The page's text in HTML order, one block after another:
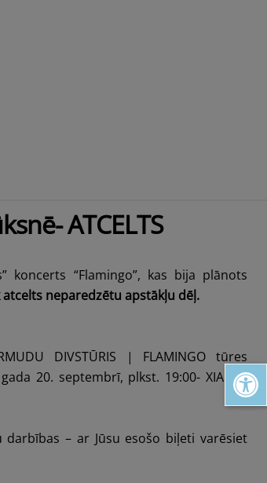
Open toolbar
ATCELTS
koncerts “Flamingo”, kas bija plānots
atcelts neparedzētu apstākļu dēļ.
DIVSTŪRIS | FLAMINGO tūres
20. septembrī, plkst. 19:00- XIAOMI
darbības – ar Jūsu esošo biļeti varēsiet